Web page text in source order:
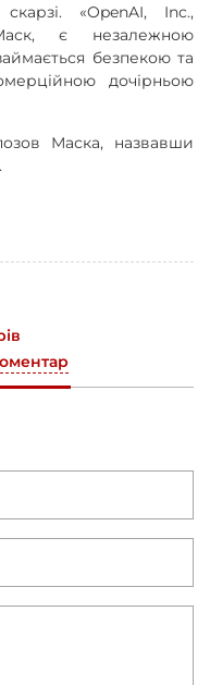
«OpenAI, Inc.,
є незалежною
безпекою та
дочірньою
Маска, назвавши